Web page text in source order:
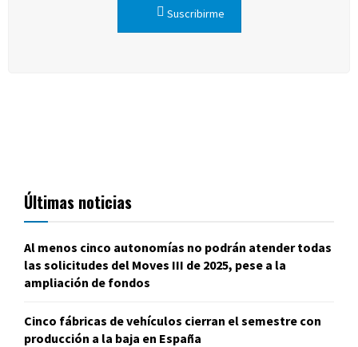
Suscribirme
Últimas noticias
Al menos cinco autonomías no podrán atender todas
las solicitudes del Moves III de 2025, pese a la
ampliación de fondos
Cinco fábricas de vehículos cierran el semestre con
producción a la baja en España